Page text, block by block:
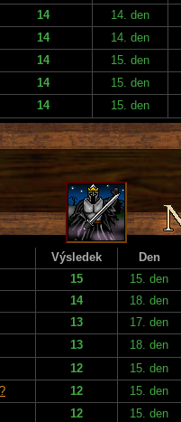
14 14. den
14 14. den
14 15. den
14 15. den
14 15. den
Výsledek Den
15 15. den
14 18. den
13 17. den
13 18. den
12 15. den
12 15. den
12 15. den